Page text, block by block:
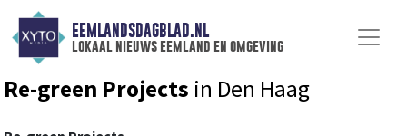
EEMLANDSDAGBLAD.NL
lokaal nieuws eemland en omgeving
Re-green Projects in Den Haag